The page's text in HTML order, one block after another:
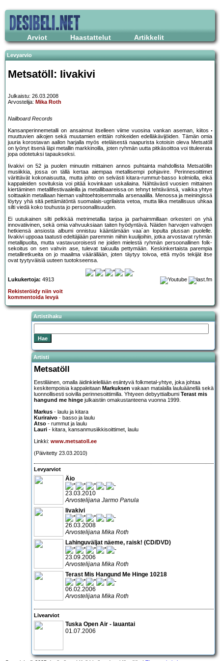
Arviot Haastattelut Artikkelit
Levyarvio
Metsatöll: Iivakivi
Julkaistu: 26.03.2008
Arvostelija: Mika Roth
Nailboard Records
Kansanperinnemetalli on ansainnut itselleen viime vuosina vankan aseman, kiitos
muuttuvien aikojen sekä muutamien erittäin rohkeiden edelläkävijöiden. Tämän omia
juuria korostavan aallon harjalla myös eteläisestä naapurista kotoisin oleva Metsatöll
on lyönyt itsenä läpi metallin markkinoilla, joten ryhmän uutta pitkäsoittoa voi tituleerata
jopa odotetuksi tapaukseksi.
Iivakivi on 52 ja puolen minuutin mittainen annos puhtainta mahdollista Metsatöllin
musiikkia, jossa on tällä kertaa aiempaa metallisempi pohjavire. Perinnesoittimet
värittävät kokonaisuutta, mutta johto on selvästi kitara-rummut-basso kolmiolla, eikä
kappaleiden sovituksia voi pitää kovinkaan uskaliaina. Nähtävästi vuosien mittainen
kiertäminen metallifestivaaleilla ja metallibaareissa on tehnyt tehtävänsä, vaikka yhtye
soittaakin metalliaan hieman vaihtoehtoisemmalla arsenaalilla. Menossa ja meiningissä
löytyy yhä sitä pettämätöntä suomalais-ugrilaista vetoa, mutta liika metallisuus uhkaa
silti viedä koko touhusta jo persoonallisuuden.
Ei uutukainen silti pelkkää metrimetallia tarjoa ja parhaimmillaan orkesteri on yhä
innovatiivinen, sekä omia vahvuuksiaan taiten hyödyntävä. Näiden harvojen vahvojen
hetkiensä ansiosta albumi onnistuu kääntämään vaa´an lopulta plussan puolelle.
Iivakivi uppoaa taatusti edeltäjiään paremmin niihin kuulijoihin, jotka arvostavat ryhmän
metallipuolta, mutta vastavuoroisesti ne joiden mielestä ryhmän persoonallinen folk-
sekoitus on sen vahvin ase, tulevat takuulla pettymään. Keskinkertaista parempia
metalliretkueita on jo maailma väärällään, joten täytyy toivoa, että myös tekijät itse
ovat tyytyväisiä uuteen tuotokseensa.
Lukukertoja: 4913
Rekisteröidy niin voit
kommentoida levyä
Artistihaku
Artisti
Metsatöll
Eestiläinen, omalla äidinkielellään esiintyvä folkmetal-yhtye, joka johtaa
keskitempoisia kappaleitaan Markuksen vakaan matalalla lauluäänellä sekä
luonnollisesti soivilla perinnesoittimilla. Yhtyeen debyyttialbumi Terast mis
hangund me hinge julkaistiin omakustanteena vuonna 1999.
Markus - laulu ja kitara
Kuriraivo - basso ja laulu
Atso - rummut ja laulu
Lauri - kitara, kansanmusiikkisoittimet, laulu
Linkki: www.metsatoll.ee
(Päivitetty 23.03.2010)
Levyarviot
Äio
23.03.2010
Arvostelijana Jarmo Panula
Iivakivi
26.03.2008
Arvostelijana Mika Roth
Lahinguväljat näeme, raisk! (CD/DVD)
23.09.2006
Arvostelijana Mika Roth
Terast Mis Hangund Me Hinge 10218
06.02.2006
Arvostelijana Mika Roth
Livearviot
Tuska Open Air - lauantai
01.07.2006